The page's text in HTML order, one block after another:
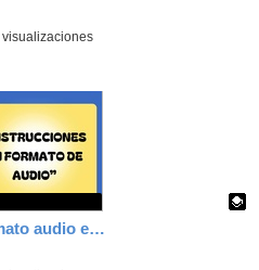
visualizaciones
Instrucciones formato audio en Canva